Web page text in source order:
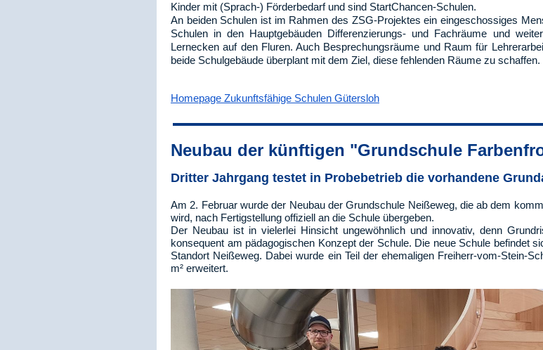
Kinder mit (Sprach-) Förderbedarf und sind StartChancen-Schulen.
An beiden Schulen ist im Rahmen des ZSG-Projektes ein eingeschossiges
Schulen in den Hauptgebäuden Differenzierungs- und Fachräume und
Lernecken auf den Fluren. Auch Besprechungsräume und Raum für
beide Schulgebäude überplant mit dem Ziel, diese fehlenden Räume zu schaffen.
Homepage Zukunftsfähige Schulen Gütersloh
Neubau der künftigen "Grundschule
Dritter Jahrgang testet in Probebetrieb die vorhandene
Am 2. Februar wurde der Neubau der Grundschule Neißeweg, die ab dem
wird, nach Fertigstellung offiziell an die Schule übergeben.
Der Neubau ist in vielerlei Hinsicht ungewöhnlich und innovativ, denn
konsequent am pädagogischen Konzept der Schule. Die neue Schule befindet
Standort Neißeweg. Dabei wurde ein Teil der ehemaligen Freiherr-vom-Stein-
m² erweitert.